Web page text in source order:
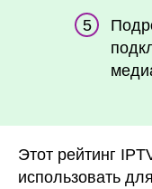
Этот рейтинг
использовать